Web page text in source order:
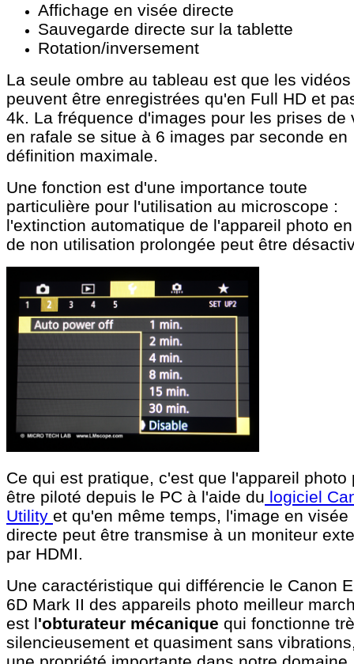
Affichage en visée directe
Sauvegarde directe sur la tablette
Rotation/inversement
La seule ombre au tableau est que les
peuvent être enregistrées qu'en Full HD et
4k. La fréquence d'images pour les prises de
en rafale se situe à 6 images par seconde en
définition maximale.
Une fonction est d'une importance toute
particulière pour l'utilisation au microscope :
l'extinction automatique de l'appareil photo
de non utilisation prolongée peut être
Ce qui est pratique, c'est que l'appareil photo
être piloté depuis le PC à l'aide du logiciel
Utility et qu'en même temps, l'image en visée
directe peut être transmise à un moniteur
par HDMI.
Une caractéristique qui différencie le Canon
6D Mark II des appareils photo meilleur
est l'obturateur mécanique qui fonctionne
silencieusement et quasiment sans